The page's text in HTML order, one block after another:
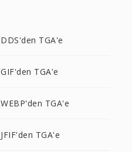
DDS'den TGA'e
GIF'den TGA'e
WEBP'den TGA'e
JFIF'den TGA'e